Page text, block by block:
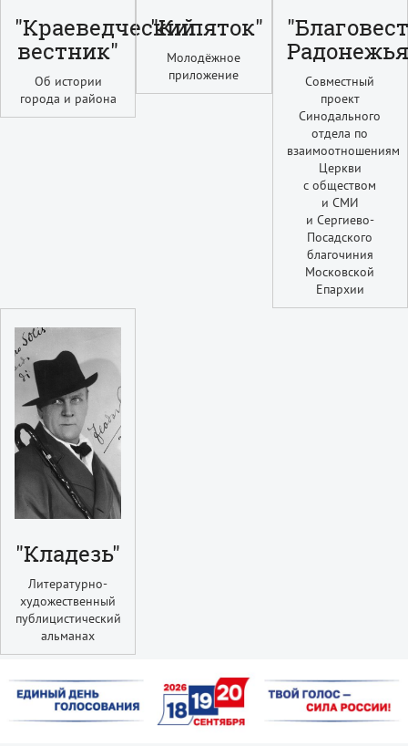
"Краеведческий
вестник"
Об истории
города и района
"Кипяток"
Молодёжное
приложение
"Благовест
Совместный
проект
Синодального
отдела по
взаимоотношениям
Церкви
с обществом
и СМИ
и Сергиево-
Посадского
благочиния
Московской
Епархии
"Кладезь"
Литературно-
художественный
публицистический
альманах